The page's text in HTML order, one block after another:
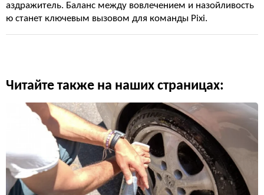
аздражитель. Баланс между вовлечением и назойливость
ю станет ключевым вызовом для команды Pixi.
Читайте также на наших страницах: